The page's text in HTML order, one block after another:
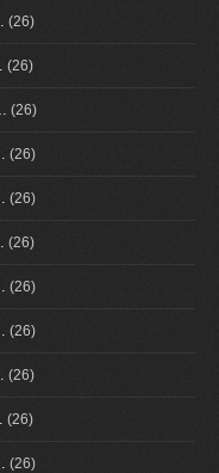
(26)
(26)
(26)
(26)
(26)
(26)
(26)
(26)
(26)
(26)
(26)